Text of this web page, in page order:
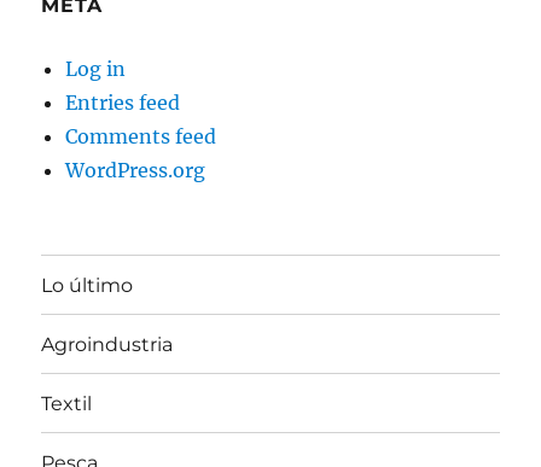
META
Log in
Entries feed
Comments feed
WordPress.org
Lo último
Agroindustria
Textil